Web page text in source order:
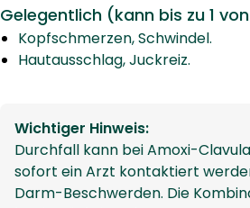
Gelegentlich (kann bis zu 1
Kopfschmerzen, Schwindel.
Hautausschlag, Juckreiz.
Wichtiger Hinweis:
Durchfall kann bei Amoxi-
sofort ein Arzt kontaktiert
Darm-Beschwerden. Die